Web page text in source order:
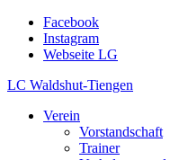
Facebook
Instagram
Webseite LG
LC Waldshut-Tiengen
Verein
Vorstandschaft
Trainer